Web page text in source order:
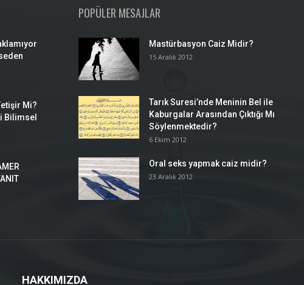
Mi?
Bilimsel
POPÜLER MESAJLAR
Mastürbasyon Caiz Midir?
15 Aralık 2012
Tarık Suresi’nde Meninin Bel ile
Kaburgalar Arasından Çıktığı Mı
Söylenmektedir?
6 Ekim 2012
Oral seks yapmak caiz midir?
23 Aralık 2012
HAKKIMIZDA